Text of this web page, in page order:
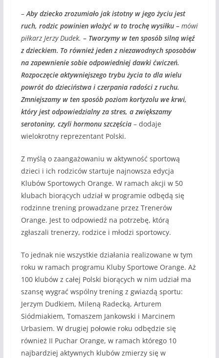
– Aby dziecko zrozumiało jak istotny w jego życiu jest
ruch, rodzic powinien włożyć w to trochę wysiłku– mówi
piłkarz Jerzy Dudek. – Tworzymy w ten sposób silną więź
z dzieckiem. To również jeden z niezawodnych sposobów
na zapewnienie sobie odpowiedniej dawki ćwiczeń.
Rozpoczęcie aktywniejszego trybu życia to dla wielu
powrót do dzieciństwa i czerpania radości z ruchu.
Zmniejszamy w ten sposób poziom kortyzolu we krwi,
który jest odpowiedzialny za stres, a zwiększamy
serotoniny, czyli hormonu szczęścia– dodaje
wielokrotny reprezentant Polski.
Z myślą o zaangażowaniu w aktywność sportową
dzieci i ich rodziców startuje najnowsza edycja
Klubów Sportowych Orange. W ramach akcji w 50
klubach biorących udział w programie odbędą się
rodzinne trening prowadzane przez Trenerów
Orange. Jest to odpowiedź na potrzebę, którą
zgłaszali trenerzy, rodzice i młodzi sportowcy.
To jednak nie wszystkie działania realizowane w tym
roku w ramach programu Kluby Sportowe Orange. Aż
100 klubów z całej Polski biorących w nim udział ma
szansę wygrać wspólny trening z gwiazdą sportu:
Jerzym Dudkiem, Mileną Radecką, Arturem
Siódmiakiem, Tomaszem Jankowski i Marcinem
Urbasiem. W drugiej połowie roku odbędzie się
również II Puchar Orange, w ramach którego 10
najbardziej aktywnych klubów zmierzy się w